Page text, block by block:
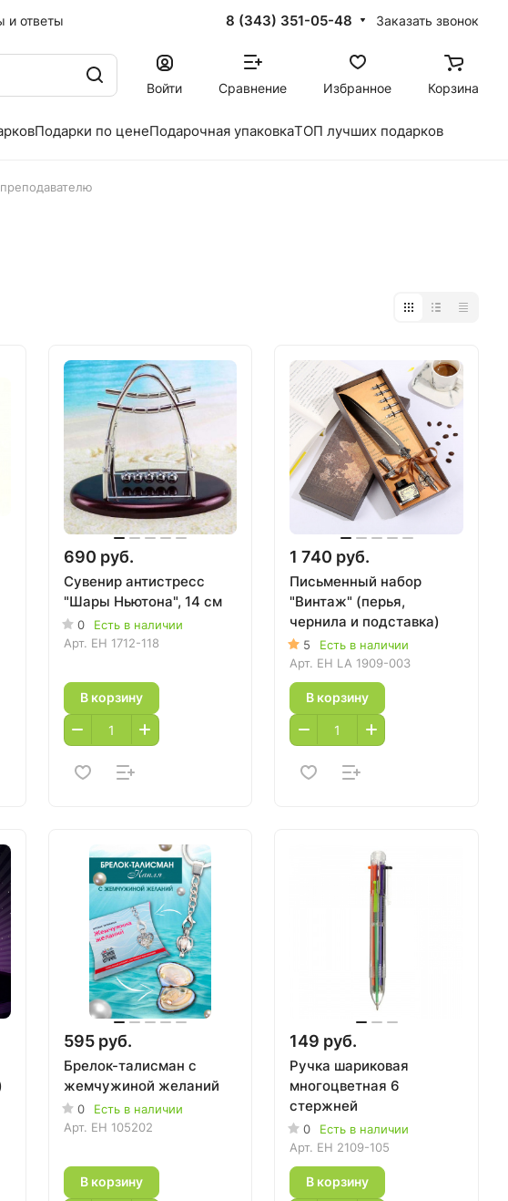
и ответы 8 (343) 351-05-48 Заказать звонок
Войти Сравнение Избранное Корзина
Подарки по ценеПодарочная упаковкаТОП лучших подарков
690 руб.
Сувенир антистресс
"Шары Ньютона", 14 см
0
Есть в наличии
Арт. EH 1712-118
В корзину
1 740 руб.
Письменный набор
"Винтаж" (перья,
чернила и подставка)
5
Есть в наличии
Арт. EH LA 1909-003
В корзину
595 руб.
Брелок-талисман с
жемчужиной желаний
0
Есть в наличии
Арт. EH 105202
В корзину
149 руб.
Ручка шариковая
многоцветная 6
стержней
0
Есть в наличии
Арт. EH 2109-105
В корзину